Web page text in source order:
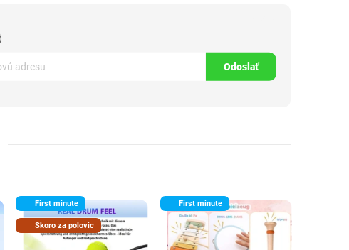
Odoslať
First minute
Skoro za polovic
First minute